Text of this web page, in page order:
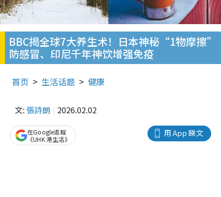
BBC揭全球7大养生术！日本神秘“1物摩擦”
防感冒、印尼千年神饮增强免疫
首页 生活话题 健康
文: 張詩朗 2026.02.02
用 App 睇文
在Google追蹤
《UHK 港生活》